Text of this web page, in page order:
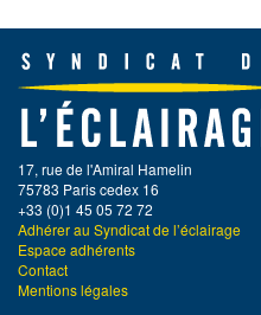
17, rue de l'Amiral Hamelin
75783 Paris cedex 16
+33 (0)1 45 05 72 72
Adhérer au Syndicat de l’éclairage
Espace adhérents
Contact
Mentions légales